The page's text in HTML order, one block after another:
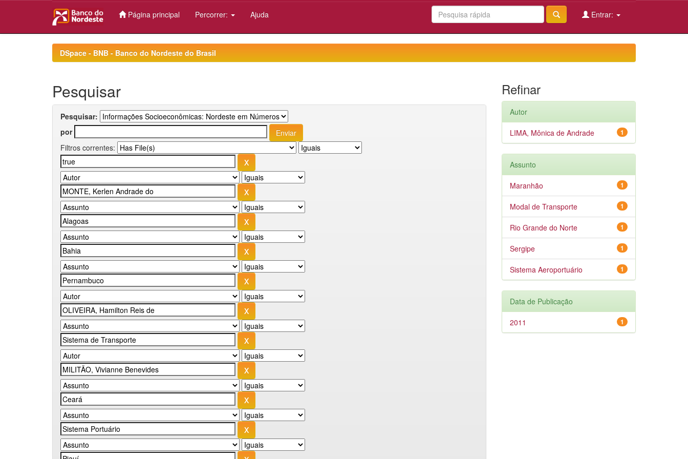
Página principal Percorrer: Ajuda Entrar:
DSpace - BNB - Banco do Nordeste do Brasil
Pesquisar
Pesquisar:
por
Filtros correntes:
Refinar
Autor
1
LIMA, Mônica de Andrade
Assunto
1
Maranhão
1
Modal de Transporte
1
Rio Grande do Norte
1
Sergipe
1
Sistema Aeroportuário
Data de Publicação
1
2011